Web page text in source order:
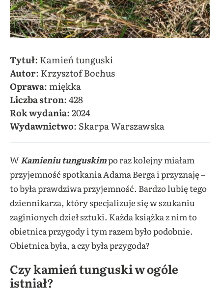
Tytuł: Kamień tunguski
Autor: Krzysztof Bochus
Oprawa: miękka
Liczba stron: 428
Rok wydania: 2024
Wydawnictwo: Skarpa Warszawska
WKamieniu tunguskimpo raz kolejny miałam
przyjemność spotkania Adama Berga i przyznaję –
to była prawdziwa przyjemność. Bardzo lubię tego
dziennikarza, który specjalizuje się w szukaniu
zaginionych dzieł sztuki. Każda książka z nim to
obietnica przygody i tym razem było podobnie.
Obietnica była, a czy była przygoda?
Czy kamień tunguski w ogóle
istniał?